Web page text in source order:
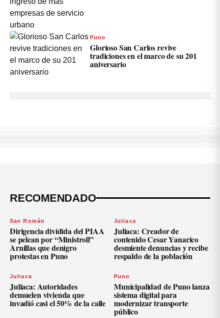
Puno
Glorioso San Carlos revive
tradiciones en el marco de su 201
aniversario
RECOMENDADO
San Román
Dirigencia dividida del PIAA
se pelean por “Ministroll”
Arnillas que denigro
protestas en Puno
Juliaca
Juliaca: Creador de
contenido Cesar Yanarico
desmiente denuncias y recibe
respaldo de la población
Juliaca
Juliaca: Autoridades
demuelen vivienda que
invadió casi el 50% de la calle
Puno
Municipalidad de Puno lanza
sistema digital para
modernizar transporte
público